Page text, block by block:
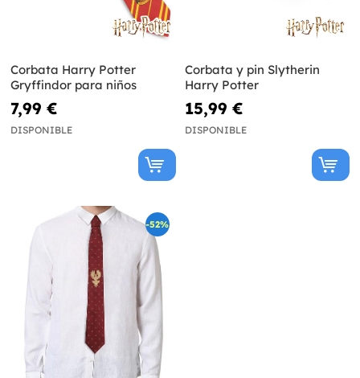
Corbata Harry Potter
Gryffindor para niños
7,99 €
DISPONIBLE
Corbata y pin Slytherin
Harry Potter
15,99 €
DISPONIBLE
-52%